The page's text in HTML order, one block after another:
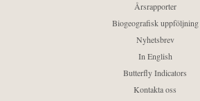
Årsrapporter
Biogeografisk uppföljning
Nyhetsbrev
In English
Butterfly Indicators
Kontakta oss